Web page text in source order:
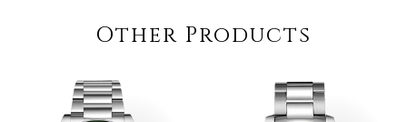
Other Products